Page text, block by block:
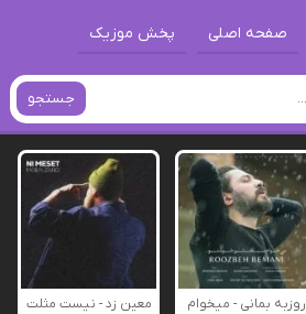
صفحه اصلی پخش موزیک
جستجو
روزبه بمانی - میخوام
معین زد - نیست مثلت